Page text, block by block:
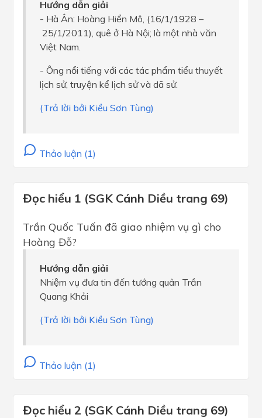
Hướng dẫn giải
- Hà Ân: Hoàng Hiển Mô, (16/1/1928 –
25/1/2011), quê ở Hà Nội; là một nhà văn
Việt Nam.
- Ông nổi tiếng với các tác phẩm tiểu thuyết
lịch sử, truyện kể lịch sử và dã sử.
(Trả lời bởi Kiều Sơn Tùng)
Thảo luận (1)
Đọc hiểu 1 (SGK Cánh Diều trang 69)
Trần Quốc Tuấn đã giao nhiệm vụ gì cho
Hoàng Đỗ?
Hướng dẫn giải
Nhiệm vụ đưa tin đến tướng quân Trần
Quang Khải
(Trả lời bởi Kiều Sơn Tùng)
Thảo luận (1)
Đọc hiểu 2 (SGK Cánh Diều trang 69)